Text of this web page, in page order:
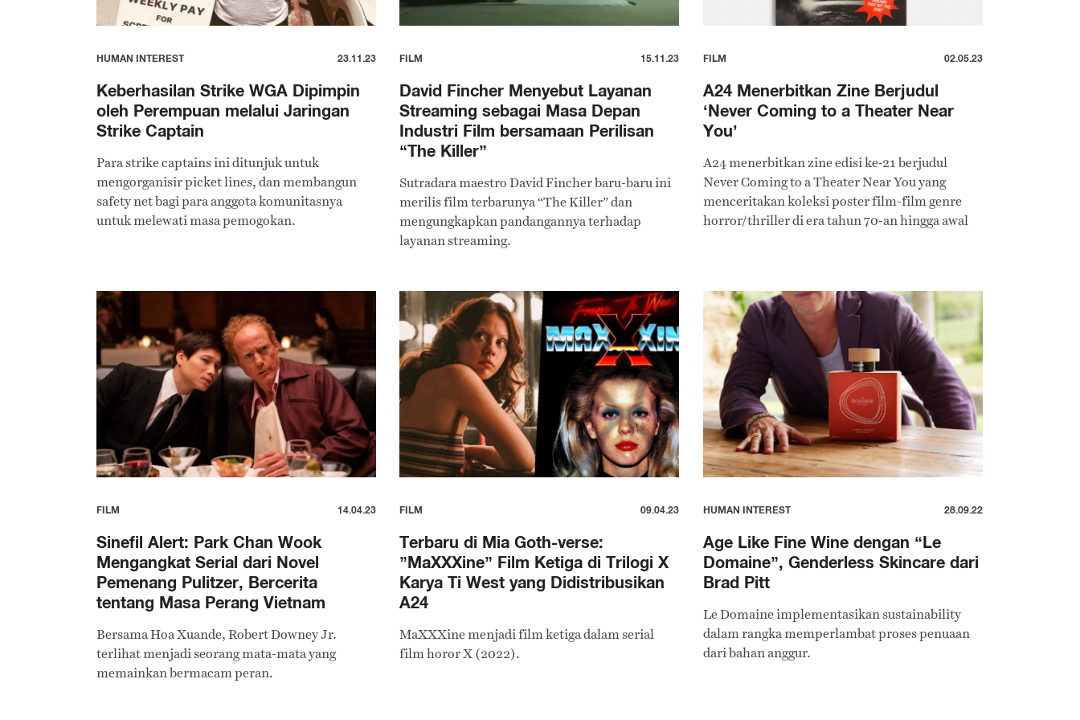
HUMAN INTEREST 23.11.23
Keberhasilan Strike WGA Dipimpin
oleh Perempuan melalui Jaringan
Strike Captain
Para strike captains ini ditunjuk untuk
mengorganisir picket lines, dan membangun
safety net bagi para anggota komunitasnya
untuk melewati masa pemogokan.
FILM 15.11.23
David Fincher Menyebut Layanan
Streaming sebagai Masa Depan
Industri Film bersamaan Perilisan
“The Killer”
Sutradara maestro David Fincher baru-baru ini
merilis film terbarunya “The Killer” dan
mengungkapkan pandangannya terhadap
layanan streaming.
FILM 02.05.23
A24 Menerbitkan Zine Berjudul
‘Never Coming to a Theater Near
You’
A24 menerbitkan zine edisi ke-21 berjudul
Never Coming to a Theater Near You yang
menceritakan koleksi poster film-film genre
horror/thriller di era tahun 70-an hingga awal
FILM 14.04.23
Sinefil Alert: Park Chan Wook
Mengangkat Serial dari Novel
Pemenang Pulitzer, Bercerita
tentang Masa Perang Vietnam
Bersama Hoa Xuande, Robert Downey Jr.
terlihat menjadi seorang mata-mata yang
memainkan bermacam peran.
FILM 09.04.23
Terbaru di Mia Goth-verse:
”MaXXXine” Film Ketiga di Trilogi X
Karya Ti West yang Didistribusikan
A24
MaXXXine menjadi film ketiga dalam serial
film horor X (2022).
HUMAN INTEREST 28.09.22
Age Like Fine Wine dengan “Le
Domaine”, Genderless Skincare dari
Brad Pitt
Le Domaine implementasikan sustainability
dalam rangka memperlambat proses penuaan
dari bahan anggur.